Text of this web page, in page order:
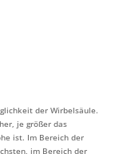
der Wirbelsäule.
je größer das
ist. Im Bereich der
im Bereich der